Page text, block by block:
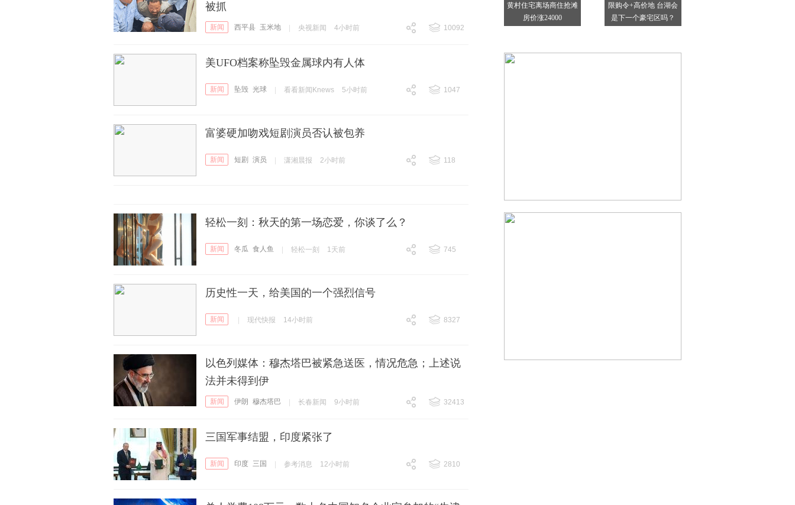
被抓
新闻 西平县 玉米地 央视新闻 4小时前
10092
美UFO档案称坠毁金属球内有人体
新闻 坠毁 光球 看看新闻Knews 5小时前
1047
富婆硬加吻戏短剧演员否认被包养
新闻 短剧 演员 潇湘晨报 2小时前
118
轻松一刻：秋天的第一场恋爱，你谈了么？
新闻 冬瓜 食人鱼 轻松一刻 1天前
745
历史性一天，给美国的一个强烈信号
新闻 现代快报 14小时前
8327
以色列媒体：穆杰塔巴被紧急送医，情况危急；上述说
法并未得到伊
新闻 伊朗 穆杰塔巴 长春新闻 9小时前
32413
三国军事结盟，印度紧张了
新闻 印度 三国 参考消息 12小时前
2810
黄村住宅离场商住抢滩
房价涨24000
限购令+高价地 台湖会
是下一个豪宅区吗？